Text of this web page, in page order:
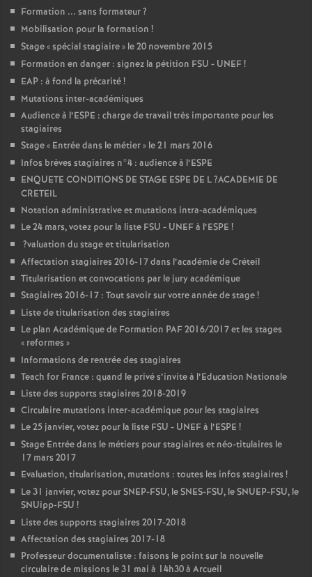
Formation ... sans formateur?
Mobilisation pour la formation !
Stage «spécial stagiaire» le 20 novembre 2015
Formation en danger : signez la pétition FSU - UNEF!
EAP : à fond la précarité!
Mutations inter-académiques
Audience à l’ESPE : charge de travail très importante pour les
stagiaires
Stage « Entrée dans le métier» le 21 mars 2016
Infos brèves stagiaires n°4 : audience à l’ESPE
ENQUETE CONDITIONS DE STAGE ESPE DE L?ACADEMIE DE
CRETEIL
Notation administrative et mutations intra-académiques
Le 24 mars, votez pour la liste FSU - UNEFà l’ESPE !
?valuation du stage et titularisation
Affectation stagiaires 2016-17 dans l’académie de Créteil
Titularisation et convocations par le jury académique
Stagiaires 2016-17 : Tout savoir sur votre année de stage!
Liste de titularisation des stagiaires
Le plan Académique de Formation PAF2016/2017 et les stages
« reformes »
Informations de rentrée des stagiaires
Teach for France : quand le privé s’invite à l’Education Nationale
Liste des supports stagiaires 2018-2019
Circulaire mutations inter-académique pour les stagiaires
Le 25 janvier, votez pour la liste FSU - UNEFà l’ESPE !
Stage Entrée dans le métiers pour stagiaires et néo-titulaires le
17 mars 2017
Evaluation, titularisation, mutations : toutes les infos stagiaires !
Le 31 janvier, votez pourSNEP-FSU, leSNES-FSU, leSNUEP-FSU, le
SNUipp-FSU !
Liste des supports stagiaires 2017-2018
Affectation des stagiaires 2017-18
Professeur documentaliste : faisons le point sur la nouvelle
circulaire de missions le 31 mai à 14h30 à Arcueil